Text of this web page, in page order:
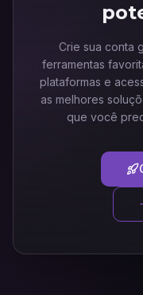
Crie sua conta
ferramentas
plataformas e
as melhores
que você